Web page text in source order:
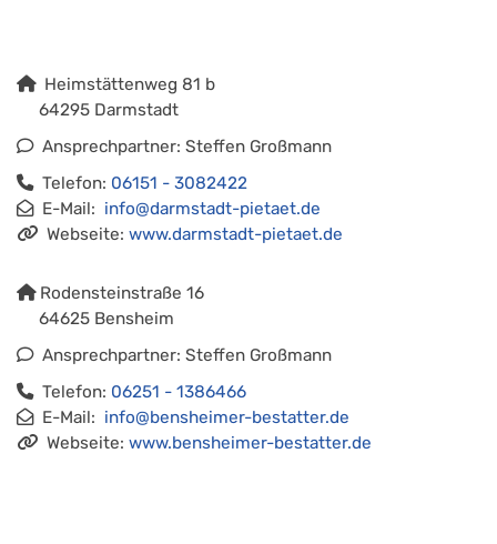
Heimstättenweg 81 b
64295 Darmstadt
Ansprechpartner: Steffen Großmann
Telefon: 06151 - 3082422
E-Mail: info@darmstadt-pietaet.de
Webseite: www.darmstadt-pietaet.de
Rodensteinstraße 16
64625 Bensheim
Ansprechpartner: Steffen Großmann
Telefon: 06251 - 1386466
E-Mail: info@bensheimer-bestatter.de
Webseite: www.bensheimer-bestatter.de